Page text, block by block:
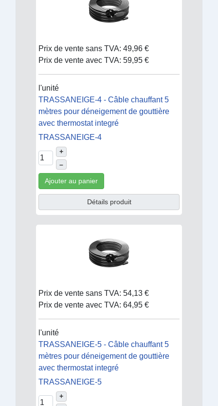
Prix de vente sans TVA: 49,96 €
Prix de vente avec TVA: 59,95 €
l'unité
TRASSANEIGE-4 - Câble chauffant 5
mètres pour déneigement de gouttière
avec thermostat integré
TRASSANEIGE-4
+
–
Ajouter au panier
Détails produit
Prix de vente sans TVA: 54,13 €
Prix de vente avec TVA: 64,95 €
l'unité
TRASSANEIGE-5 - Câble chauffant 5
mètres pour déneigement de gouttière
avec thermostat integré
TRASSANEIGE-5
+